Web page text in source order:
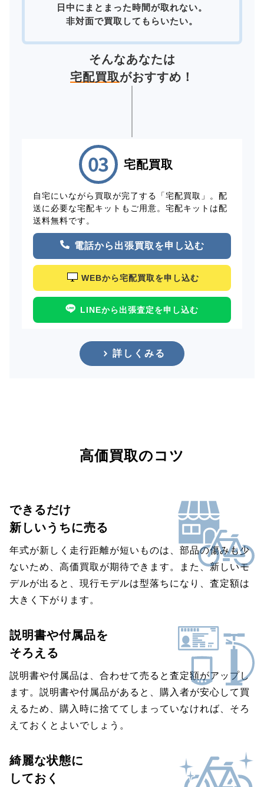
日中にまとまった時間が取れない。
非対面で買取してもらいたい。
そんなあなたは
宅配買取がおすすめ！
宅配買取
自宅にいながら買取が完了する「宅配買取」。配
送に必要な宅配キットもご用意。宅配キットは配
送料無料です。
電話から出張買取を申し込む
WEBから宅配買取を申し込む
LINEから出張査定を申し込む
詳しくみる
高価買取のコツ
できるだけ
新しいうちに売る
年式が新しく走行距離が短いものは、部品の傷みも少
ないため、高価買取が期待できます。また、新しいモ
デルが出ると、現行モデルは型落ちになり、査定額は
大きく下がります。
説明書や付属品を
そろえる
説明書や付属品は、合わせて売ると査定額がアップし
ます。説明書や付属品があると、購入者が安心して買
えるため、購入時に捨ててしまっていなければ、そろ
えておくとよいでしょう。
綺麗な状態に
しておく